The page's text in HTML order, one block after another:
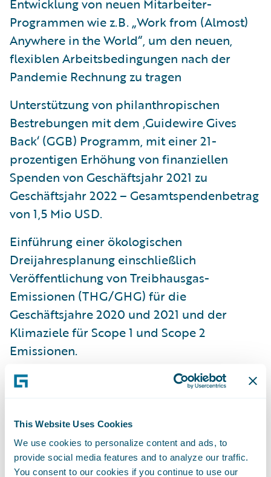
This Website Uses Cookies
We use cookies to personalize content and ads, to
provide social media features and to analyze our traffic.
You consent to our cookies if you continue to use our
Entwicklung von neuen Mitarbeiter-
Programmen wie z.B. „Work from (Almost)
Anywhere in the World“, um den neuen,
flexiblen Arbeitsbedingungen nach der
Pandemie Rechnung zu tragen
Unterstützung von philanthropischen
Bestrebungen mit dem ‚Guidewire Gives
Back‘ (GGB) Programm, mit einer 21-
prozentigen Erhöhung von finanziellen
Spenden von Geschäftsjahr 2021 zu
Geschäftsjahr 2022 – Gesamtspendenbetrag
von 1,5 Mio USD.
Einführung einer ökologischen
Dreijahresplanung einschließlich
Veröffentlichung von Treibhausgas-
Emissionen (THG/GHG) für die
Geschäftsjahre 2020 und 2021 und der
Klimaziele für Scope 1 und Scope 2
Emissionen.
Zusammen mit dem ESG-Bericht haben wir
unsere Aktivitäten für den Aufbau einer
Unternehmenskultur, die auf Diversität,
Inklusion und Gleichwertigkeit beruht.